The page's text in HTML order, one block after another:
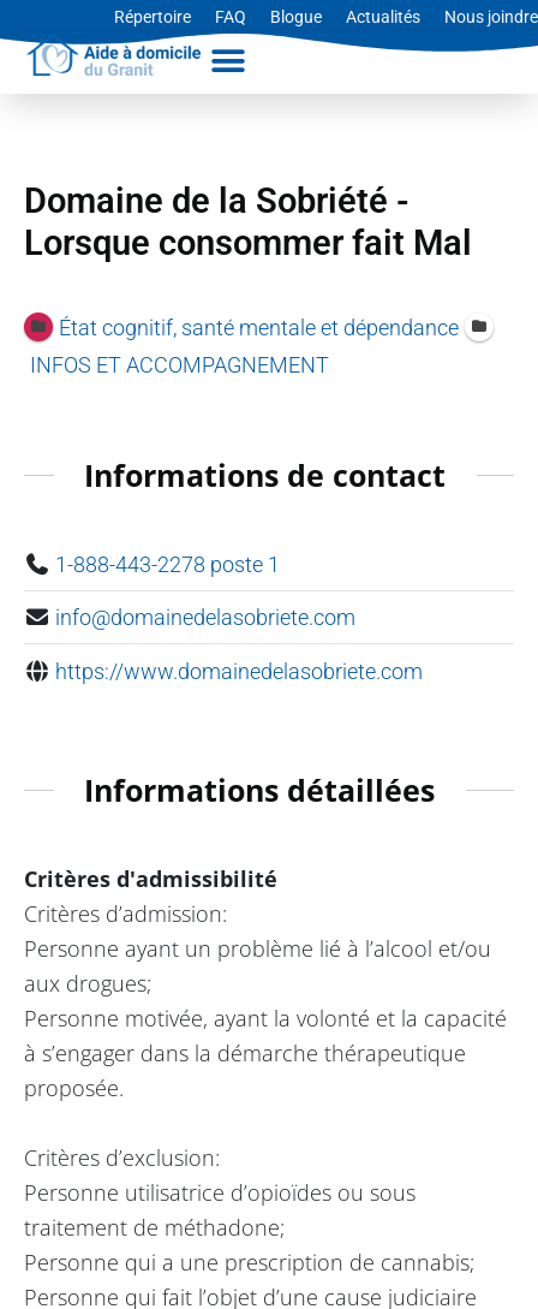
Répertoire FAQ Blogue Actualités Nous joindre
Domaine de la Sobriété -
Lorsque consommer fait Mal
État cognitif, santé mentale et dépendance
INFOS ET ACCOMPAGNEMENT
Informations de contact
1-888-443-2278 poste 1
info@domainedelasobriete.com
https://www.domainedelasobriete.com
Informations détaillées
Critères d'admissibilité
Critères d’admission:
Personne ayant un problème lié à l’alcool et/ou
aux drogues;
Personne motivée, ayant la volonté et la capacité
à s’engager dans la démarche thérapeutique
proposée.
Critères d’exclusion:
Personne utilisatrice d’opioïdes ou sous
traitement de méthadone;
Personne qui a une prescription de cannabis;
Personne qui fait l’objet d’une cause judiciaire